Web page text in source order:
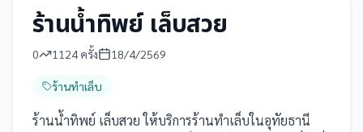
ร้านน้ำทิพย์ เล็บสวย
0 1124 ครั้ง 18/4/2569
ร้านทำเล็บ
ร้านน้ำทิพย์ เล็บสวย ให้บริการร้านทำเล็บในอุทัยธานี